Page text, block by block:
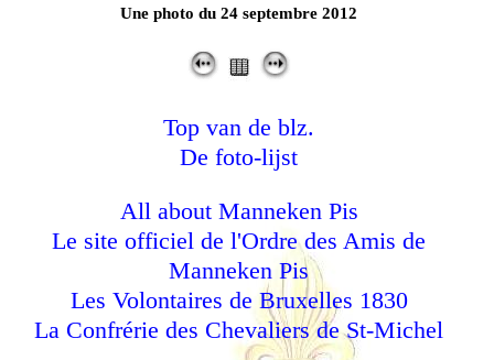
Une photo du 24 septembre 2012
Top van de blz.
De foto-lijst
All about Manneken Pis
Le site officiel de l'Ordre des Amis de
Manneken Pis
Les Volontaires de Bruxelles 1830
La Confrérie des Chevaliers de St-Michel